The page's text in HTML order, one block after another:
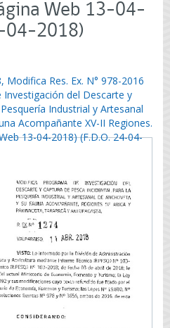
Web 13-04-
04-2018)
Modifica Res. Ex. N° 978-2016
del Descarte y
Industrial y Artesanal
Acompañante XV-II Regiones.
13-04-2018) (F.D.O. 24-04-